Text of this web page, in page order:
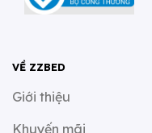
VỀ ZZBED
Giới thiệu
Khuyến mãi